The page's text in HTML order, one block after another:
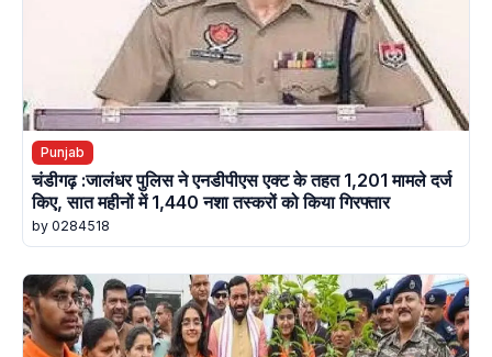
Punjab
चंडीगढ़ :जालंधर पुलिस ने एनडीपीएस एक्ट के तहत 1,201 मामले दर्ज
किए, सात महीनों में 1,440 नशा तस्करों को किया गिरफ्तार
by 0284518